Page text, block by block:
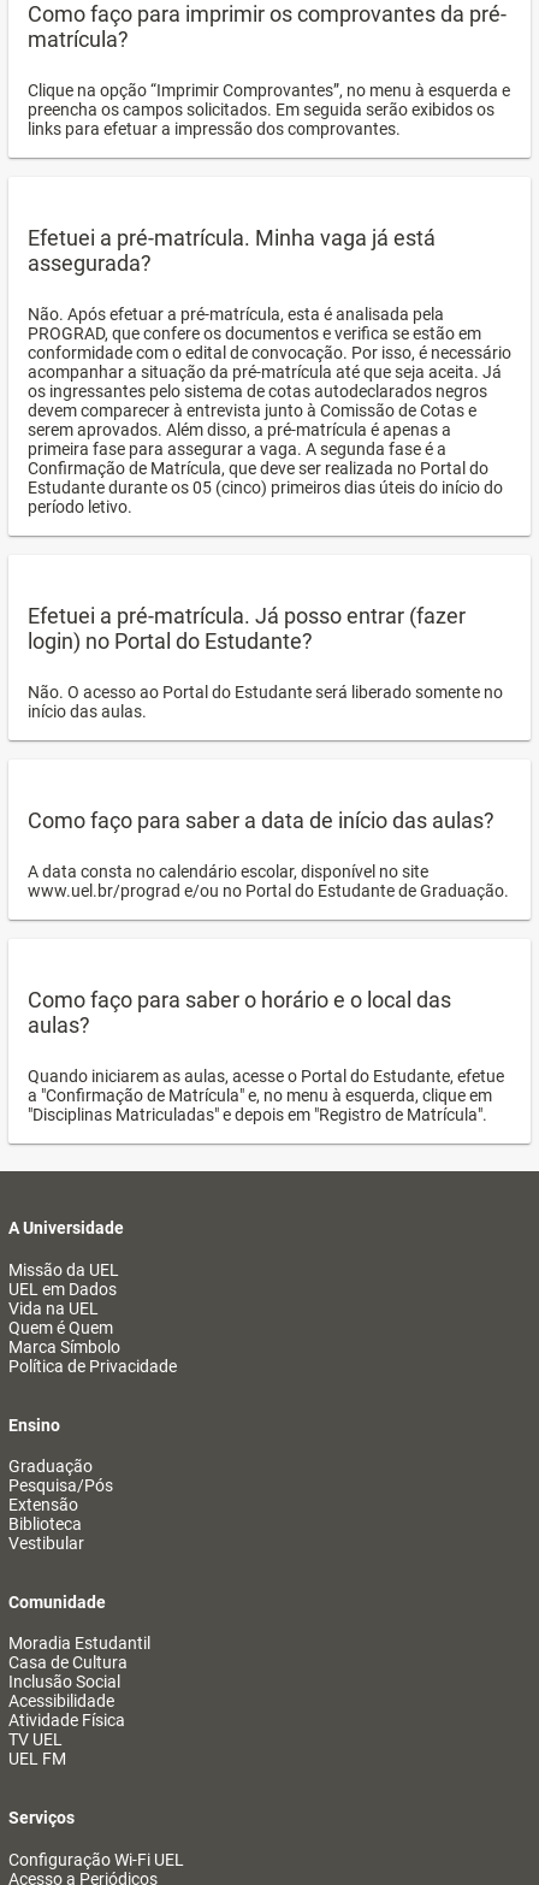
Como faço para imprimir os comprovantes da pré-
matrícula?
Clique na opção “Imprimir Comprovantes”, no menu à esquerda e
preencha os campos solicitados. Em seguida serão exibidos os
links para efetuar a impressão dos comprovantes.
Efetuei a pré-matrícula. Minha vaga já está
assegurada?
Não. Após efetuar a pré-matrícula, esta é analisada pela
PROGRAD, que confere os documentos e verifica se estão em
conformidade com o edital de convocação. Por isso, é necessário
acompanhar a situação da pré-matrícula até que seja aceita. Já
os ingressantes pelo sistema de cotas autodeclarados negros
devem comparecer à entrevista junto à Comissão de Cotas e
serem aprovados. Além disso, a pré-matrícula é apenas a
primeira fase para assegurar a vaga. A segunda fase é a
Confirmação de Matrícula, que deve ser realizada no Portal do
Estudante durante os 05 (cinco) primeiros dias úteis do início do
período letivo.
Efetuei a pré-matrícula. Já posso entrar (fazer
login) no Portal do Estudante?
Não. O acesso ao Portal do Estudante será liberado somente no
início das aulas.
Como faço para saber a data de início das aulas?
A data consta no calendário escolar, disponível no site
www.uel.br/prograd e/ou no Portal do Estudante de Graduação.
Como faço para saber o horário e o local das
aulas?
Quando iniciarem as aulas, acesse o Portal do Estudante, efetue
a "Confirmação de Matrícula" e, no menu à esquerda, clique em
"Disciplinas Matriculadas" e depois em "Registro de Matrícula".
A Universidade
Missão da UEL
UEL em Dados
Vida na UEL
Quem é Quem
Marca Símbolo
Política de Privacidade
Ensino
Graduação
Pesquisa/Pós
Extensão
Biblioteca
Vestibular
Comunidade
Moradia Estudantil
Casa de Cultura
Inclusão Social
Acessibilidade
Atividade Física
TV UEL
UEL FM
Serviços
Configuração Wi-Fi UEL
Acesso a Periódicos